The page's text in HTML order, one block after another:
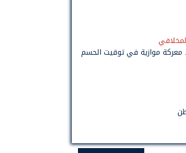
معركة موازية في توقيت الحسم